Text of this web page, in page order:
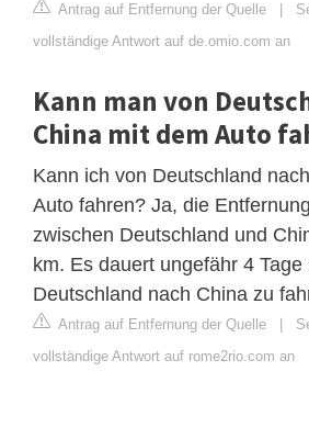
Antrag auf Entfernung der Quelle
vollständige Antwort auf de.omio.com an
Kann man von
China mit dem Auto
Kann ich von Deutschland
Auto fahren? Ja, die
zwischen Deutschland und
km. Es dauert ungefähr 4
Deutschland nach China zu
Antrag auf Entfernung der Quelle
vollständige Antwort auf rome2rio.com an